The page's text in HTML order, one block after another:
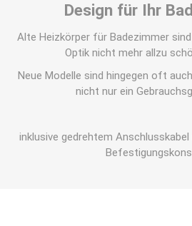
Design für Ihr
Alte Heizkörper für Badezimmer
Optik nicht mehr allzu
Neue Modelle sind hingegen oft
nicht nur ein
inklusive gedrehtem